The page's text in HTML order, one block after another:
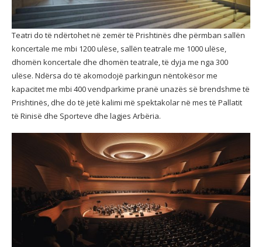
Teatri do të ndërtohet në zemër të Prishtinës dhe përmban sallën
koncertale me mbi 1200 ulëse, sallën teatrale me 1000 ulëse,
dhomën koncertale dhe dhomën teatrale, të dyja me nga 300
ulëse. Ndërsa do të akomodojë parkingun nëntokësor me
kapacitet me mbi 400 vendparkime pranë unazës së brendshme të
Prishtinës, dhe do të jetë kalimi më spektakolar në mes të Pallatit
të Rinisë dhe Sporteve dhe lagjes Arbëria.